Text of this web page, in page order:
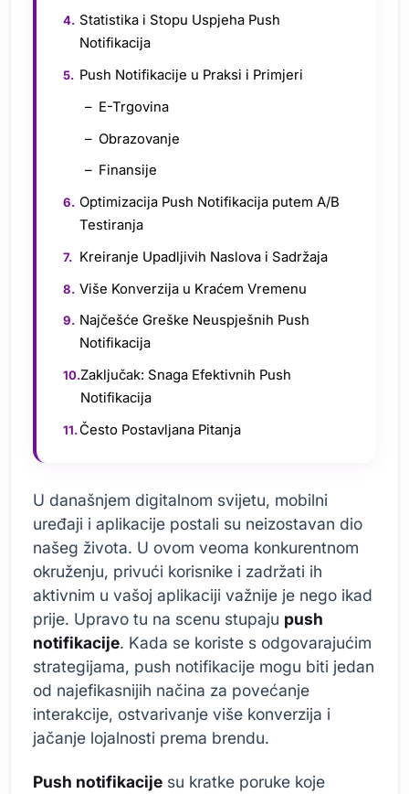
Statistika i Stopu Uspjeha Push
Notifikacija
Push Notifikacije u Praksi i Primjeri
E-Trgovina
Obrazovanje
Finansije
Optimizacija Push Notifikacija putem A/B
Testiranja
Kreiranje Upadljivih Naslova i Sadržaja
Više Konverzija u Kraćem Vremenu
Najčešće Greške Neuspješnih Push
Notifikacija
Zaključak: Snaga Efektivnih Push
Notifikacija
Često Postavljana Pitanja
U današnjem digitalnom svijetu, mobilni
uređaji i aplikacije postali su neizostavan dio
našeg života. U ovom veoma konkurentnom
okruženju, privući korisnike i zadržati ih
aktivnim u vašoj aplikaciji važnije je nego ikad
prije. Upravo tu na scenu stupaju push
notifikacije. Kada se koriste s odgovarajućim
strategijama, push notifikacije mogu biti jedan
od najefikasnijih načina za povećanje
interakcije, ostvarivanje više konverzija i
jačanje lojalnosti prema brendu.
Push notifikacije su kratke poruke koje